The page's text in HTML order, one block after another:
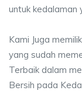
untuk kedalaman
Kami Juga
yang sudah
Terbaik dalam
Bersih pada